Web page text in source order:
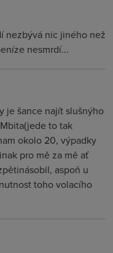
nezbývá nic jiného než
nesmrdí...
je šance najít slušnýho
to tak
okolo 20, výpadky
pro mě za mě ať
aspoň u
toho volacího